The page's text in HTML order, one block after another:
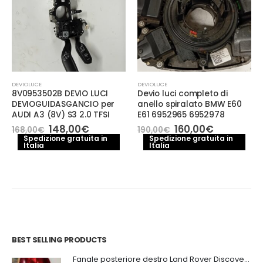
DEVIOLUCE
8V0953502B DEVIO LUCI
DEVIOGUIDASGANCIO per
AUDI A3 (8V) S3 2.0 TFSI
168,00€ Il
prezzo
originale
148,00€Il
prezzo
attuale
Spedizione gratuita in
Italia
DEVIOLUCE
Devio luci completo di
anello spiralato BMW E60
E61 6952965 6952978
190,00€ Il
prezzo
originale
160,00€Il
prezzo
attuale
Spedizione gratuita in
Italia
BEST SELLING PRODUCTS
Fanale posteriore destro Land Rover Discovery 3